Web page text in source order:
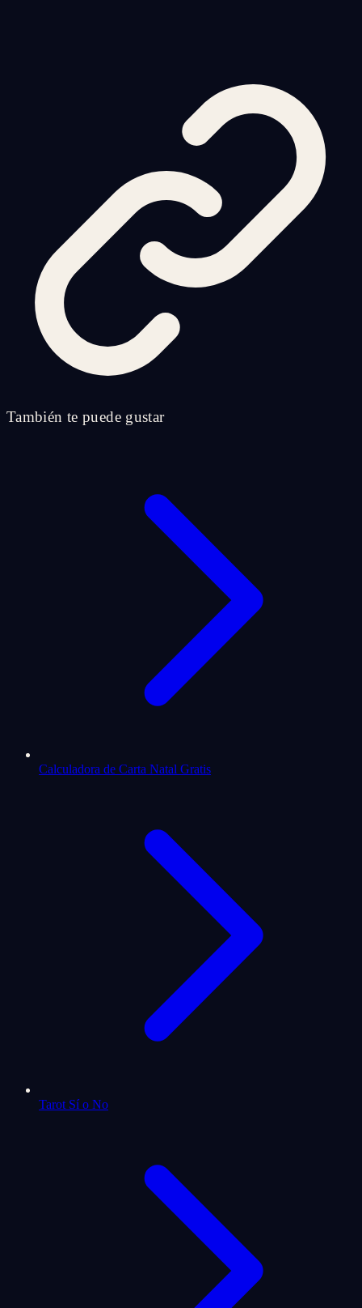
También te puede gustar
Calculadora de Carta Natal Gratis
Tarot Sí o No